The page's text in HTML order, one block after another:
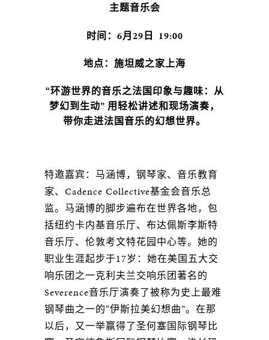
主题音乐会
时间：6月29日 19:00
地点：施坦威之家上海
“环游世界的音乐之法国印象与趣味：从
梦幻到生动” 用轻松讲述和现场演奏，
带你走进法国音乐的幻想世界。
特邀嘉宾：马涵博，钢琴家、⾳乐教育
家、Cadence Collective基⾦会⾳乐总
监。马涵博的脚步遍布在世界各地，包
括纽约卡内基⾳乐厅、布达佩斯李斯特
⾳乐厅、伦敦考⽂特花园中⼼等。她的
职业⽣涯起步于17岁：她在美国五⼤交
响乐团之⼀克利夫兰交响乐团著名的
Severence⾳乐厅演奏了被称为史上最难
钢琴曲之⼀的“伊斯拉美幻想曲”。在那
以后，又⼀举赢得了圣何塞国际钢琴⽐